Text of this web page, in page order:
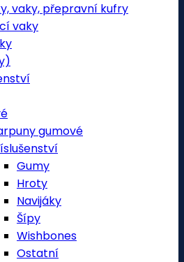
vaky, přepravní kufry
vaky
gumové
Gumy
Hroty
Navijáky
Šípy
Wishbones
Ostatní